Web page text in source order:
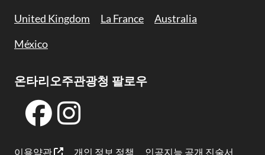
United Kingdom
La France
Australia
México
이용약관 개인 정보 정책 인공지능 공개 진술서
온타리오주관광청 팔로우